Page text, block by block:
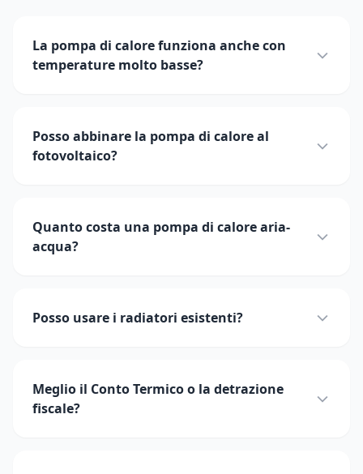
La pompa di calore funziona anche con
temperature molto basse?
Posso abbinare la pompa di calore al
fotovoltaico?
Quanto costa una pompa di calore aria-
acqua?
Posso usare i radiatori esistenti?
Meglio il Conto Termico o la detrazione
fiscale?